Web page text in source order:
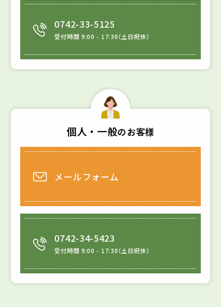
0742-33-5125
受付時間 9:00 - 17:30 （土日祝休）
個人・一般のお客様
メールフォーム
0742-34-5423
受付時間 9:00 - 17:30 （土日祝休）